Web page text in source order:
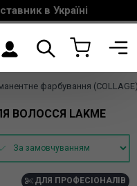
в Україні
фарбування
ВОЛОССЯ LAKME
ДЛЯ ПРОФЕСІОНАЛІВ